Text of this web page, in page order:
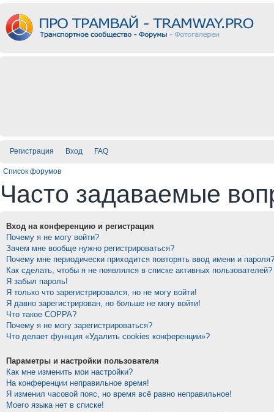
Регистрация Вход FAQ
Список форумов
Часто задаваемые
Вход на конференцию и регистрация
Почему я не могу войти?
Зачем мне вообще нужно регистрироваться?
Почему мне периодически приходится повторять ввод имени и пароля?
Как сделать, чтобы я не появлялся в списке активных пользователей?
Я забыл пароль!
Я только что зарегистрировался, но не могу войти!
Я давно зарегистрирован, но больше не могу войти!
Что такое COPPA?
Почему я не могу зарегистрироваться?
Что делает функция «Удалить cookies конференции»?
Параметры и настройки пользователя
Как мне изменить мои настройки?
На конференции неправильное время!
Я изменил часовой пояс, но время всё равно неправильное!
Моего языка нет в списке!